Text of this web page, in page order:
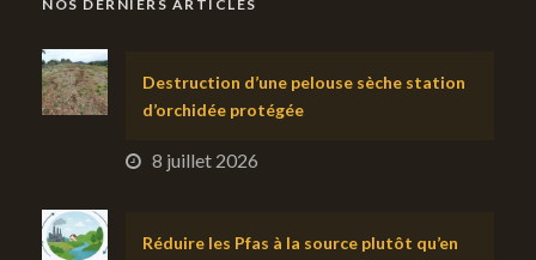
NOS DERNIERS ARTICLES
Destruction d’une pelouse sèche station
d’orchidée protégée
8 juillet 2026
Réduire les Pfas à la source plutôt qu’en